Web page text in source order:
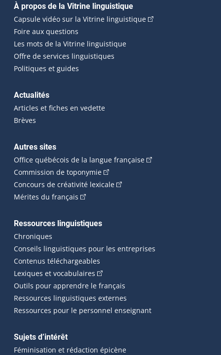
Navigation principale
À propos de la Vitrine linguistique
Capsule vidéo sur la Vitrine linguistique(Cet hyperlien
Foire aux questions
Les mots de la Vitrine linguistique
Offre de services linguistiques
Politiques et guides
Actualités
Articles et fiches en vedette
Brèves
Autres sites
Office québécois de la langue française(Cet hyperlien
Commission de toponymie(Cet hyperlien externe s'ouvrira
Concours de créativité lexicale(Cet hyperlien externe
Mérites du français (Cet hyperlien externe s'ouvrira dans une
Ressources linguistiques
Chroniques
Conseils linguistiques pour les entreprises
Contenus téléchargeables
Lexiques et vocabulaires (Cet hyperlien externe s'ouvrira
Outils pour apprendre le français
Ressources linguistiques externes
Ressources pour le personnel enseignant
Sujets d’intérêt
Féminisation et rédaction épicène